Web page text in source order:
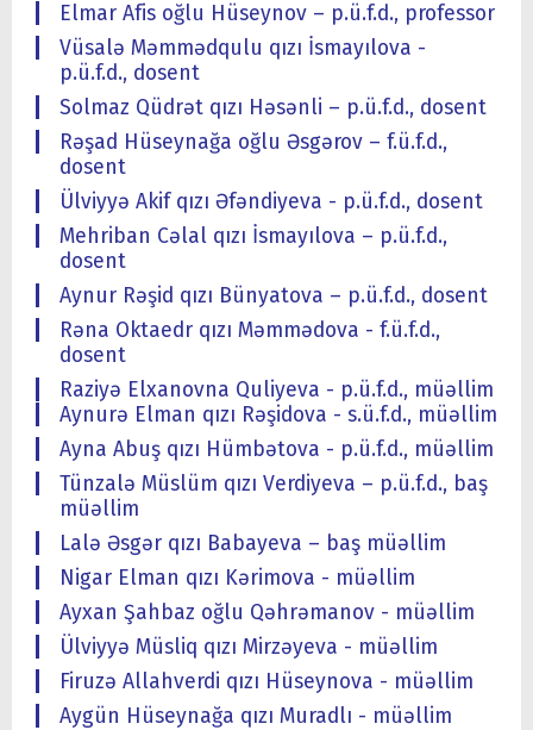
Elmar Afis oğlu Hüseynov – p.ü.f.d., professor
Vüsalə Məmmədqulu qızı İsmayılova -
p.ü.f.d., dosent
Solmaz Qüdrət qızı Həsənli – p.ü.f.d., dosent
Rəşad Hüseynağa oğlu Əsgərov – f.ü.f.d.,
dosent
Ülviyyə Akif qızı Əfəndiyeva - p.ü.f.d., dosent
Mehriban Cəlal qızı İsmayılova – p.ü.f.d.,
dosent
Aynur Rəşid qızı Bünyatova – p.ü.f.d., dosent
Rəna Oktaedr qızı Məmmədova - f.ü.f.d.,
dosent
Raziyə Elxanovna Quliyeva - p.ü.f.d., müəllim
Aynurə Elman qızı Rəşidova - s.ü.f.d., müəllim
Ayna Abuş qızı Hümbətova - p.ü.f.d., müəllim
Tünzalə Müslüm qızı Verdiyeva – p.ü.f.d., baş
müəllim
Lalə Əsgər qızı Babayeva – baş müəllim
Nigar Elman qızı Kərimova - müəllim
Ayxan Şahbaz oğlu Qəhrəmanov - müəllim
Ülviyyə Müsliq qızı Mirzəyeva - müəllim
Firuzə Allahverdi qızı Hüseynova - müəllim
Aygün Hüseynağa qızı Muradlı - müəllim